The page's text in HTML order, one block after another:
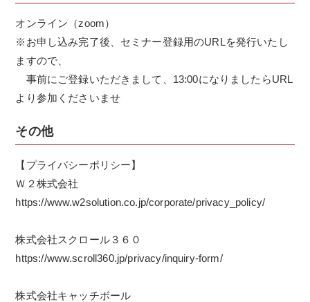
オンライン（zoom）
※お申し込み完了後、セミナー登録用のURLを発行いたし
ますので、
事前にご登録いただきまして、13:00になりましたらURL
より参加くださいませ
その他
【プライバシーポリシー】
Ｗ２株式会社
https://www.w2solution.co.jp/corporate/privacy_policy/
株式会社スクロール３６０
https://www.scroll360.jp/privacy/inquiry-form/
株式会社キャッチボール